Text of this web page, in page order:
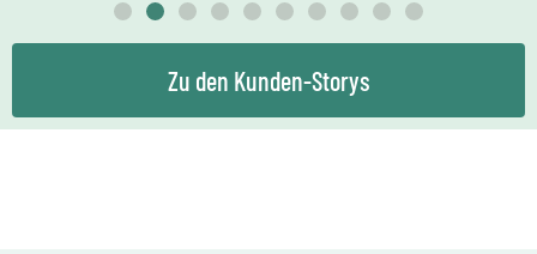
Zu den Kunden-Storys